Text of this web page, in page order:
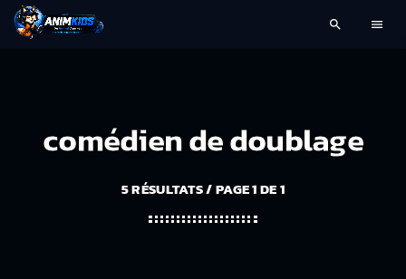
search menu
comédien de doublage
5 RÉSULTATS / PAGE 1 DE 1